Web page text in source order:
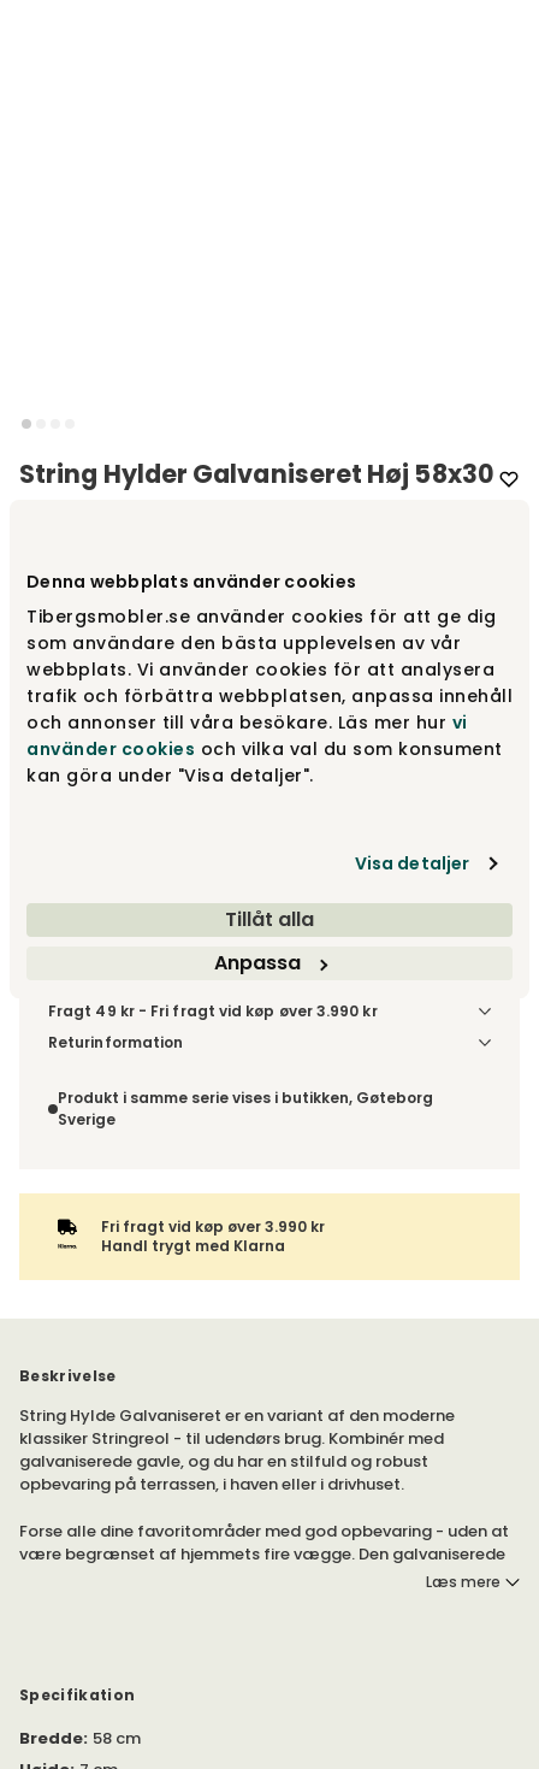
Denna webbplats använder cookies
Tibergsmobler.se använder cookies för att ge dig
som användare den bästa upplevelsen av vår
webbplats. Vi använder cookies för att analysera
trafik och förbättra webbplatsen, anpassa innehåll
och annonser till våra besökare. Läs mer hur vi
använder cookies och vilka val du som konsument
kan göra under "Visa detaljer".
Visa detaljer
Tillåt alla
Anpassa
String Hylder Galvaniseret Høj 58x30
Vælg størrelse
58x30 Høj
785 kr
Læg i kurv
Fragt 49 kr - Fri fragt vid køp øver 3.990 kr
Denne vare sendes til et udleveringssted. Du vælger selv i
leveres til et udleveringssted eller direkte til din adresse –
du vælger selv ved adviseringen. Hvis varen bestilles
Returinformation
fortrydelsesret.
Produkt i samme serie vises i butikken, Gøteborg
Sverige
Fri fragt vid køp øver 3.990 kr
Handl trygt med Klarna
Beskrivelse
String Hylde Galvaniseret er en variant af den moderne
klassiker Stringreol - til udendørs brug. Kombinér med
galvaniserede gavle, og du har en stilfuld og robust
opbevaring på terrassen, i haven eller i drivhuset.
Forse alle dine favoritområder med god opbevaring - uden at
være begrænset af hjemmets fire vægge. Den galvaniserede
metal tåler alle vejrforhold og giver din String-kombination et
højden og bredden.
Læs mere
Specifikation
Bredde: 58 cm